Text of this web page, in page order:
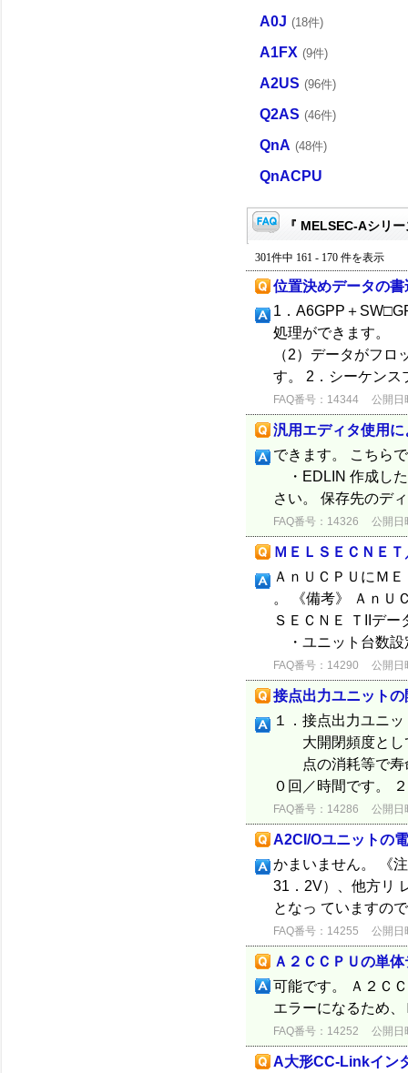
A0J (18件)
A1FX (9件)
A2US (96件)
Q2AS (46件)
QnA (48件)
QnACPU
『 MELSEC-Aシリ
301件中 161 - 170 件を表示
位置決めデータの書
1．A6GPP＋
処理ができます
（2）データがフ
す。 2．シーケン
FAQ番号：14344 公開日
汎用エディタ使用
できます。 こちら
・EDLIN 作成した
さい。 保存先のデ
FAQ番号：14326 公開日
ＭＥＬＳＥＣＮＥ
ＡｎＵＣＰＵにＭ
。 《備考》 ＡｎＵ
ＳＥＣＮＥ ＴIIデ
・ユニット台数
FAQ番号：14290 公開日
接点出力ユニットの
１．接点出力ユニ
大開閉頻度として
点の消耗等で寿
０回／時間です。
FAQ番号：14286 公開日
A2CI/Oユニットの
かまいません。 《
31．2V）、他方リ
となっ ていますの
FAQ番号：14255 公開日
Ａ２ＣＣＰＵの単
可能です。 Ａ２Ｃ
エラーになるため
FAQ番号：14252 公開日
A大形CC-Linkイン